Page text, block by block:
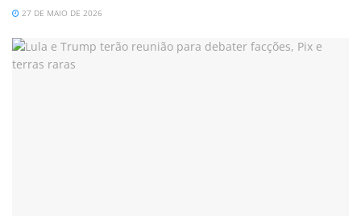
27 DE MAIO DE 2026